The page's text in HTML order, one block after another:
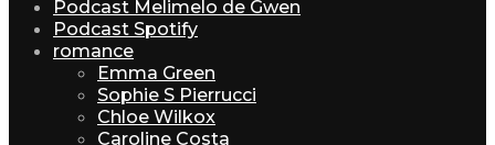
Podcast Melimelo de Gwen
Podcast Spotify
romance
Emma Green
Sophie S Pierrucci
Chloe Wilkox
Caroline Costa